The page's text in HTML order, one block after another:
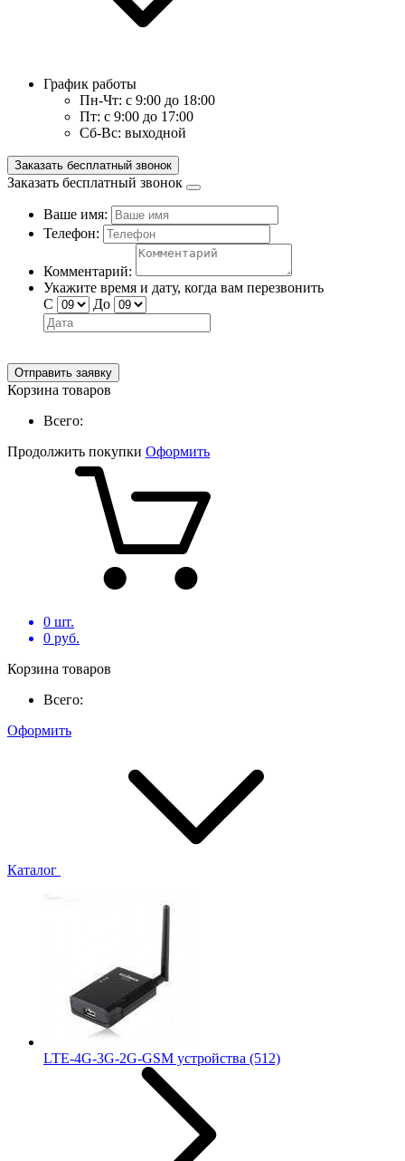
График работы
Пн-Чт: с 9:00 до 18:00
Пт: с 9:00 до 17:00
Сб-Вс: выходной
Заказать бесплатный звонок
Заказать бесплатный звонок
Ваше имя:
Телефон:
Комментарий:
Укажите время и дату, когда вам перезвонить
С
До
Отправить заявку
Корзина товаров
Всего:
Продолжить покупки Оформить
0 шт.
0 руб.
Корзина товаров
Всего:
Оформить
Каталог
LTE-4G-3G-2G-GSM устройства (512)